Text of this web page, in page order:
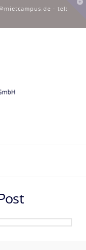
- tel: